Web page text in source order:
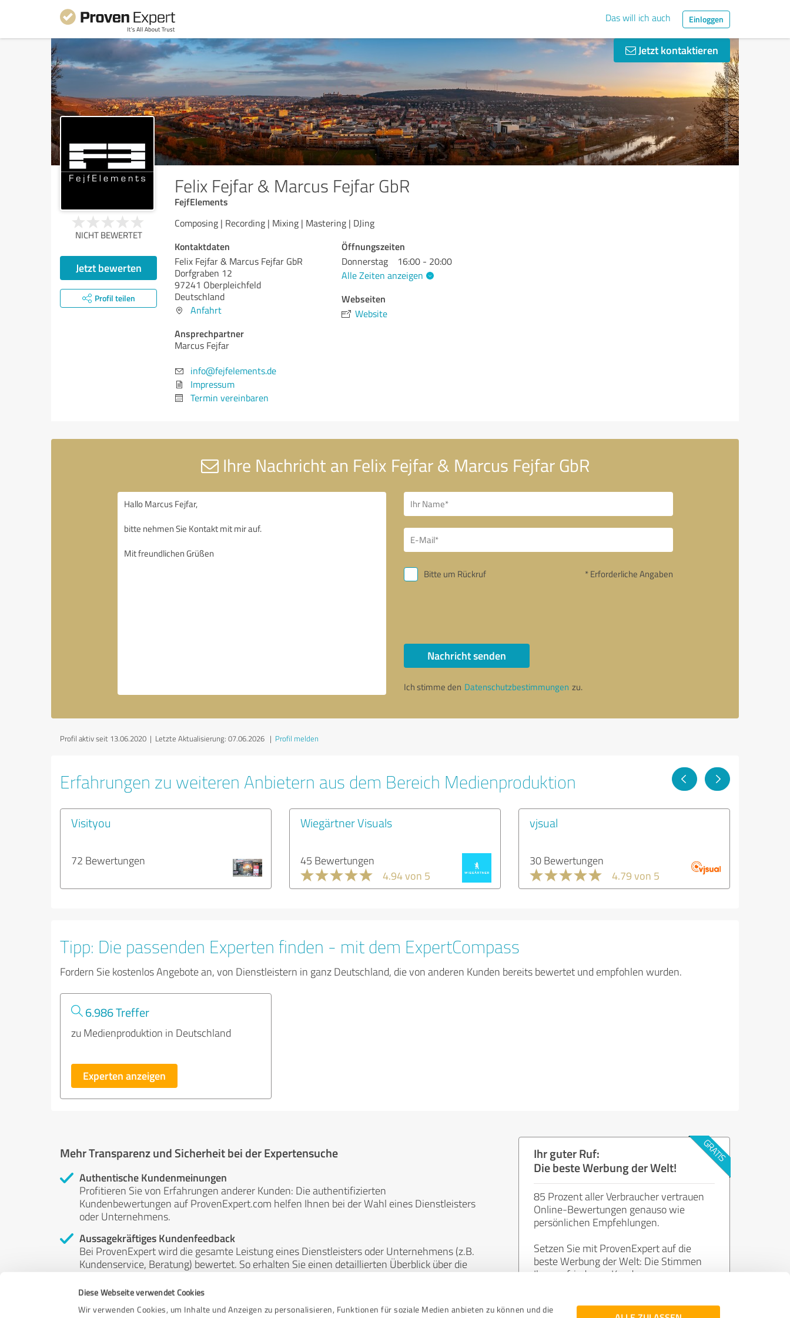
Diese Webseite verwendet Cookies
Wir verwenden Cookies, um Inhalte und Anzeigen zu personalisieren, Funktionen für soziale Medien anbieten zu können und die
Das will ich auch Einloggen
Jetzt kontaktieren
Felix Fejfar & Marcus Fejfar GbR
FejfElements
NICHT BEWERTET
Jetzt bewerten
Profil teilen
Composing | Recording | Mixing | Mastering | DJing
Kontaktdaten
Felix Fejfar & Marcus Fejfar GbR
Dorfgraben 12
97241 Oberpleichfeld
Deutschland
Anfahrt
Ansprechpartner
Marcus Fejfar
info@fejfelements.de
Impressum
Termin vereinbaren
Öffnungszeiten
Donnerstag
16:00 - 20:00
Alle Zeiten anzeigen
Webseiten
Website
Ihre Nachricht an Felix Fejfar & Marcus Fejfar GbR
Bitte um Rückruf * Erforderliche Angaben
Nachricht senden
Ich stimme den Datenschutzbestimmungen zu.
Profil aktiv seit 13.06.2020 | Letzte Aktualisierung: 07.06.2026 | Profil melden
Erfahrungen zu weiteren Anbietern aus dem Bereich Medienproduktion
Visityou
72 Bewertungen
Wiegärtner Visuals
45 Bewertungen
4.94 von 5
vjsual
30 Bewertungen
4.79 von 5
Tipp: Die passenden Experten finden - mit dem ExpertCompass
Fordern Sie kostenlos Angebote an, von Dienstleistern in ganz Deutschland, die von anderen Kunden bereits bewertet und empfohlen wurden.
6.986 Treffer
zu Medienproduktion in Deutschland
Experten anzeigen
Mehr Transparenz und Sicherheit bei der Expertensuche
Authentische Kundenmeinungen
Profitieren Sie von Erfahrungen anderer Kunden: Die authentifizierten
Kundenbewertungen auf ProvenExpert.com helfen Ihnen bei der Wahl eines Dienstleisters
oder Unternehmens.
Aussagekräftiges Kundenfeedback
Bei ProvenExpert wird die gesamte Leistung eines Dienstleisters oder Unternehmens (z.B.
Kundenservice, Beratung) bewertet. So erhalten Sie einen detaillierten Überblick über die
Unabhängige Bewertungen
ProvenExpert ist grundsätzlich kostenlos, unabhängig und neutral. Bewertungen von
Ihr guter Ruf:
Die beste Werbung der Welt!
85 Prozent aller Verbraucher vertrauen
Online-Bewertungen genauso wie
persönlichen Empfehlungen.
Setzen Sie mit ProvenExpert auf die
beste Werbung der Welt: Die Stimmen
Ihrer zufriedenen Kunden.